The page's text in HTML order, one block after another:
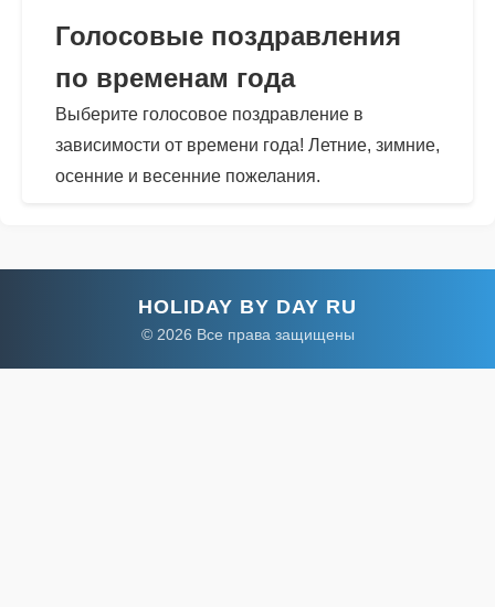
Голосовые поздравления
по временам года
Выберите голосовое поздравление в
зависимости от времени года! Летние, зимние,
осенние и весенние пожелания.
HOLIDAY BY DAY RU
© 2026 Все права защищены